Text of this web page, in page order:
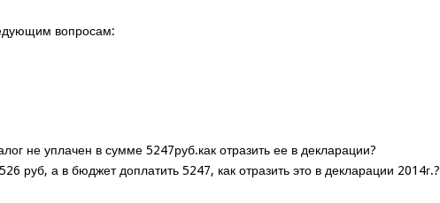
вопросам:
не уплачен в сумме 5247руб.как отразить ее в декларации?
руб, а в бюджет доплатить 5247, как отразить это в декларации 2014г.?